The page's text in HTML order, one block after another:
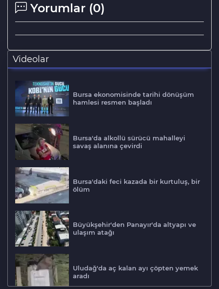
Yorumlar (0)
Videolar
Bursa ekonomisinde tarihi dönüşüm
hamlesi resmen başladı
Bursa'da alkollü sürücü mahalleyi
savaş alanına çevirdi
Bursa'daki feci kazada bir kurtuluş, bir
ölüm
Büyükşehir'den Panayır'da altyapı ve
ulaşım atağı
Uludağ'da aç kalan ayı çöpten yemek
aradı